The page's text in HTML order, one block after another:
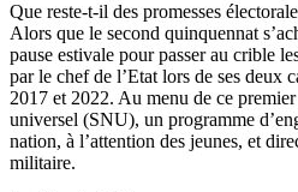
Que reste-t-il des promesses
Alors que le second quinquennat
pause estivale pour passer au crible
par le chef de l’Etat lors de ses deux
2017 et 2022. Au menu de ce
universel (SNU), un programme
nation, à l’attention des jeunes, et
militaire.